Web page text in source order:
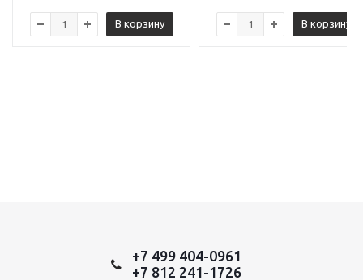
В корзину В корзину
+7 499 404-0961
+7 812 241-1726